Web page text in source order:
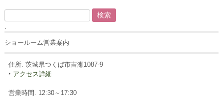
検
索:
.
ショールーム営業案内
住所. 茨城県つくば市吉瀬1087-9
‣ アクセス詳細
営業時間. 12:30～17:30